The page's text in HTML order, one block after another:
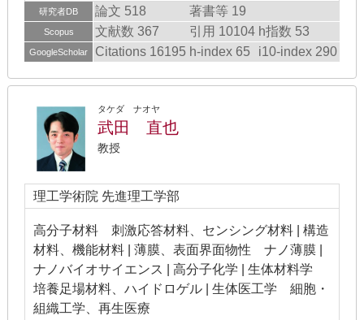
研究者DB 論文 518 著書等 19
Scopus 文献数 367 引用 10104 h指数 53
GoogleScholar Citations 16195 h-index 65 i10-index 290
タケダ ナオヤ
武田 直也
教授
理工学術院 先進理工学部
高分子材料 刺激応答材料、センシング材料 | 構造
材料、機能材料 | 薄膜、表面界面物性 ナノ薄膜 |
ナノバイオサイエンス | 高分子化学 | 生体材料学
培養足場材料、ハイドロゲル | 生体医工学 細胞・
組織工学、再生医療